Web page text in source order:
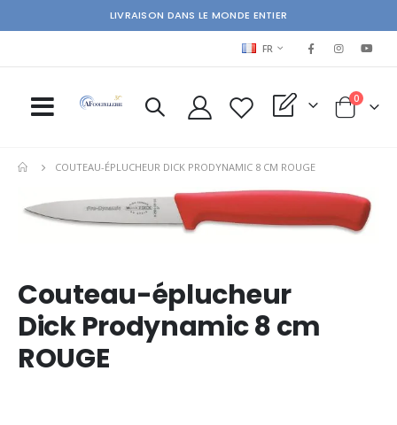
LIVRAISON DANS LE MONDE ENTIER
LANGUAGE
FR
My Quote Cart
0items
COUTEAU-ÉPLUCHEUR DICK PRODYNAMIC 8 CM ROUGE
to
the
images
gallery
Couteau-éplucheur
Dick Prodynamic 8 cm
ROUGE